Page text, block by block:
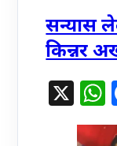
सन्यास
किन्नर
X